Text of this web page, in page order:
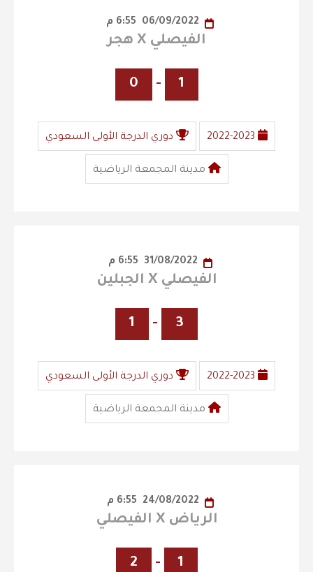
الفيصلي X هجر
1
-
0
2022-2023 دوري الدرجة الأولى السعودي
مدينة المجمعة الرياضية
الفيصلي X الجبلين
3
-
1
2022-2023 دوري الدرجة الأولى السعودي
مدينة المجمعة الرياضية
الرياض X الفيصلي
1
-
2